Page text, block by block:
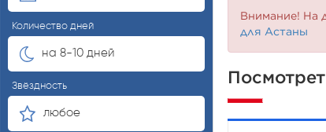
Количество дней
на 8-10 дней
Звёздность
любое
Внимание! На
для Астаны